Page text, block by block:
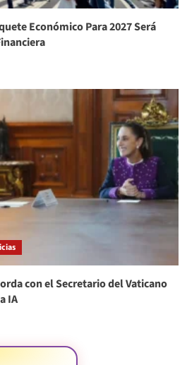
Económico Para 2027 Será
con el Secretario del Vaticano
IA